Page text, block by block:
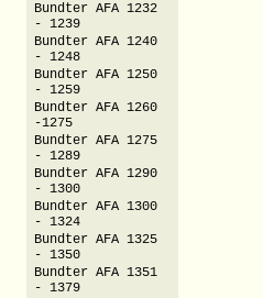
Bundter AFA 1232
- 1239
Bundter AFA 1240
- 1248
Bundter AFA 1250
- 1259
Bundter AFA 1260
-1275
Bundter AFA 1275
- 1289
Bundter AFA 1290
- 1300
Bundter AFA 1300
- 1324
Bundter AFA 1325
- 1350
Bundter AFA 1351
- 1379